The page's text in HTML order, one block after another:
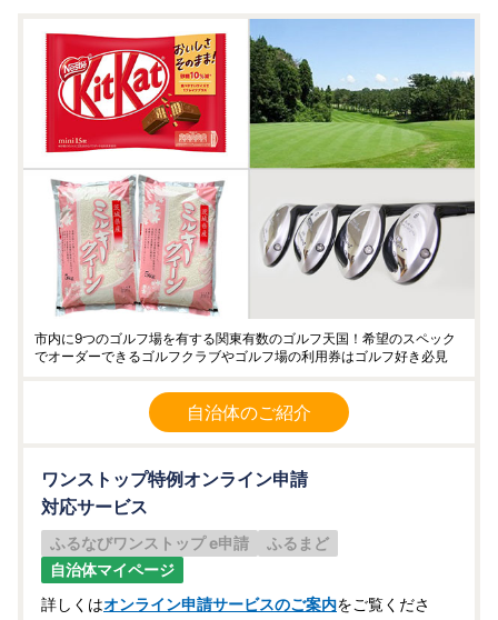
市内に9つのゴルフ場を有する関東有数のゴルフ天国！希望のスペック
でオーダーできるゴルフクラブやゴルフ場の利用券はゴルフ好き必見
自治体のご紹介
ワンストップ特例オンライン申請
対応サービス
ふるなびワンストップ e申請
ふるまど
自治体マイページ
詳しくはオンライン申請サービスのご案内をご覧くださ